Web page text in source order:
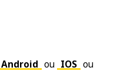
Android ou IOS ou